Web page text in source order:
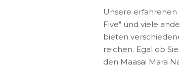
Unsere
Five" und viele
bieten
reichen. Egal ob
den Maasai Mara